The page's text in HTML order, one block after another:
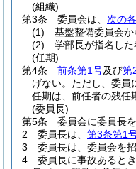
(組織)
第3条
委員会は、 次の
(1)
基盤整備委員会
(2)
学部長が指名し
(任期)
第4条
前条第1号及び第
げない。 ただし、委員
任期は、前任者の残任
(委員長)
第5条
委員会に委員長を
2
委員長は、 第3条第1
3
委員長は、委員会を
4
委員長に事故あると